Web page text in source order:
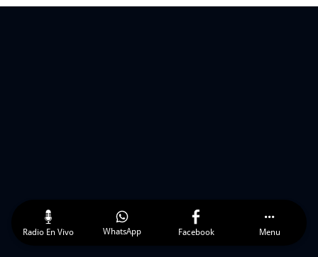
Radio En Vivo WhatsApp Facebook Menu